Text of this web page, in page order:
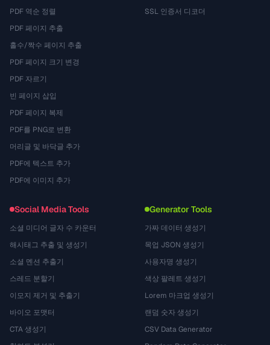
PDF 역순 정렬
PDF 페이지 추출
홀수/짝수 페이지 추출
PDF 페이지 크기 변경
PDF 자르기
빈 페이지 삽입
PDF 페이지 복제
PDF를 PNG로 변환
머리글 및 바닥글 추가
PDF에 텍스트 추가
PDF에 이미지 추가
SSL 인증서 디코더
Social Media Tools
소셜 미디어 글자 수 카운터
해시태그 추출 및 생성기
소셜 멘션 추출기
스레드 분할기
이모지 제거 및 추출기
바이오 포맷터
CTA 생성기
Generator Tools
가짜 데이터 생성기
목업 JSON 생성기
사용자명 생성기
색상 팔레트 생성기
Lorem 마크업 생성기
랜덤 숫자 생성기
CSV Data Generator